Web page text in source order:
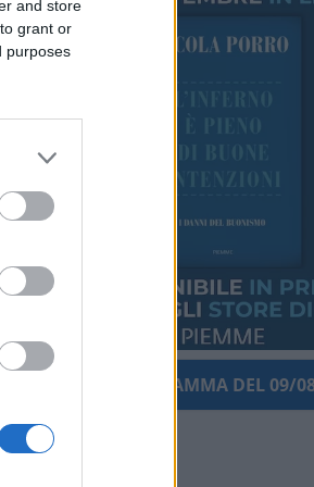
and store
grant or
purposes
PORROGRAMMA DEL 09/